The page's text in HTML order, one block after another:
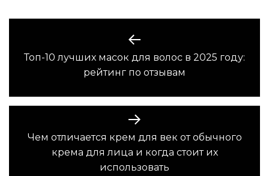
по
Предыдущая
запись:
Топ-10 лучших масок для волос в 2025 году:
рейтинг по отзывам
Следующая
запись:
Чем отличается крем для век от обычного
крема для лица и когда стоит их
использовать